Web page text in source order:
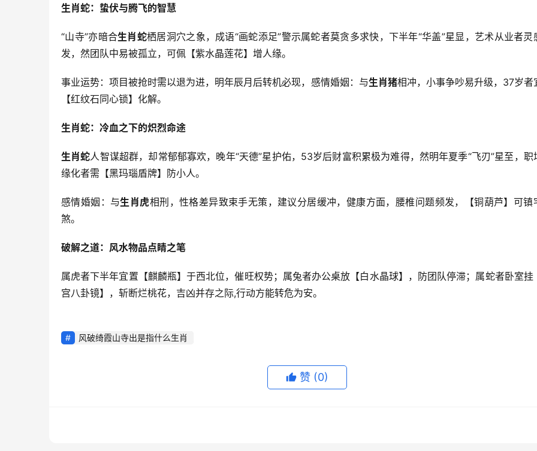
生肖蛇：蛰伏与腾飞的智慧
“山寺”亦暗合生肖蛇栖居洞穴之象，成语“画蛇添足”警示属蛇者莫贪多求快，下半年“华盖”星显，艺术从业者灵
发，然团队中易被孤立，可佩【紫水晶莲花】增人缘。
事业运势：项目被抢时需以退为进，明年辰月后转机必现，感情婚姻：与生肖猪相冲，小事争吵易升级，37岁者
【红纹石同心锁】化解。
生肖蛇：冷血之下的炽烈命途
生肖蛇人智谋超群，却常郁郁寡欢，晚年“天德”星护佑，53岁后财富积累极为难得，然明年夏季“飞刃”星至，职
缘化者需【黑玛瑙盾牌】防小人。
感情婚姻：与生肖虎相刑，性格差异致束手无策，建议分居缓冲，健康方面，腰椎问题频发，【铜葫芦】可镇
煞。
破解之道：风水物品点睛之笔
属虎者下半年宜置【麒麟瓶】于西北位，催旺权势；属兔者办公桌放【白水晶球】，防团队停滞；属蛇者卧室挂
宫八卦镜】，斩断烂桃花，吉凶并存之际,行动方能转危为安。
风破绮霞山寺出是指什么生肖
赞 (0)